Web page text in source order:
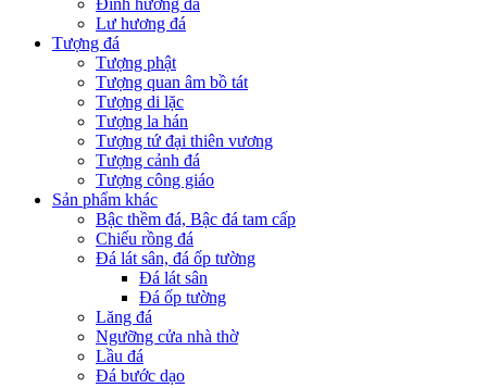
Đỉnh hương đá
Lư hương đá
Tượng đá
Tượng phật
Tượng quan âm bồ tát
Tượng di lặc
Tượng la hán
Tượng tứ đại thiên vương
Tượng cảnh đá
Tượng công giáo
Sản phẩm khác
Bậc thềm đá, Bậc đá tam cấp
Chiếu rồng đá
Đá lát sân, đá ốp tường
Đá lát sân
Đá ốp tường
Lăng đá
Ngưỡng cửa nhà thờ
Lầu đá
Đá bước dạo